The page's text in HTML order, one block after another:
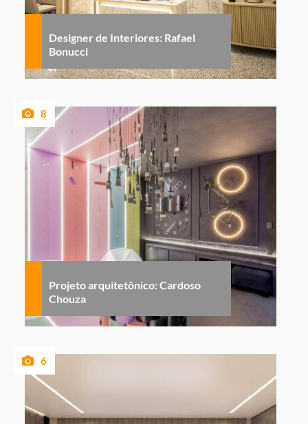
Designer de Interiores: Rafael
Bonucci
8
Projeto arquitetônico: Cardoso
Chouza
6